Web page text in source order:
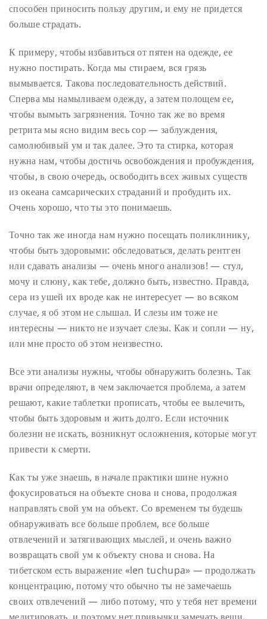
способен приносить пользу другим, и ему не придется
больше страдать.
К примеру, чтобы избавиться от пятен на одежде, ее
нужно постирать. Когда мы стираем, вся грязь
вымывается. Такова последовательность действий.
Сперва мы намыливаем одежду, а затем полощем ее,
чтобы вымыть загрязнения. Точно так же во время
ретрита мы ясно видим весь сор — заблуждения,
самолюбивый ум и так далее. Это та стирка, которая
нужна нам, чтобы достичь освобождения и пробуждения,
чтобы, в свою очередь, освободить всех живых существ
из океана самсарических страданий и пробудить их.
Очень хорошо, что ты это понимаешь.
Точно так же иногда нам нужно посещать поликлинику,
чтобы быть здоровыми: обследоваться, делать рентген
или сдавать анализы — очень много анализов! — стул,
мочу и слюну, как тебе, должно быть, известно. Правда,
сера из ушей их вроде как не интересует — во всяком
случае, я об этом не слышал. И слезы им тоже не
интересны — никто не изучает слезы. Как и сопли — ну,
или мне просто об этом неизвестно.
Все эти анализы нужны, чтобы обнаружить болезнь. Так
врачи определяют, в чем заключается проблема, а затем
решают, какие таблетки прописать, чтобы ее вылечить,
чтобы быть здоровым и жить долго. Если источник
болезни не искать, возникнут осложнения, которые могут
привести к смерти.
Как ты уже знаешь, в начале практики шине нужно
фокусироваться на объекте снова и снова, продолжая
направлять свой ум на объект. Со временем ты будешь
обнаруживать все больше проблем, все больше
отвлечений и затягивающих мыслей, и очень важно
возвращать свой ум к объекту снова и снова. На
тибетском есть выражение «len tuchupa» — продолжать
концентрацию, потому что обычно ты не замечаешь
своих отвлечений — либо потому, что у тебя нет времени